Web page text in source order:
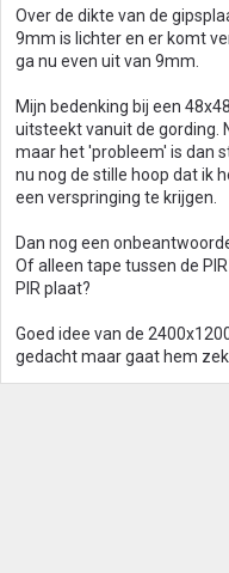
Over de dikte van de
9mm is lichter en er komt
ga nu even uit van 9mm.
Mijn bedenking bij een
uitsteekt vanuit de gording.
maar het 'probleem' is dan
nu nog de stille hoop dat ik
een verspringing te krijgen.
Dan nog een
Of alleen tape tussen de
PIR plaat?
Goed idee van de
gedacht maar gaat hem